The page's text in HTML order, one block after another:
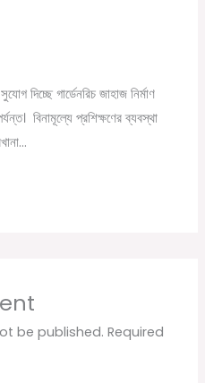
দিচ্ছে গার্ডেনরিচ জাহাজ নির্মাণ
বিনামূল্যে প্রশিক্ষণের ব্যবস্থা
be published. Required